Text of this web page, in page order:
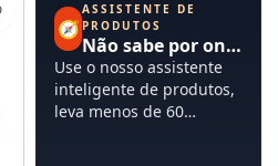
🧭
ASSISTENTE DE
PRODUTOS
Não sabe por onde começar?
Use o nosso assistente
inteligente de produtos,
leva menos de 60